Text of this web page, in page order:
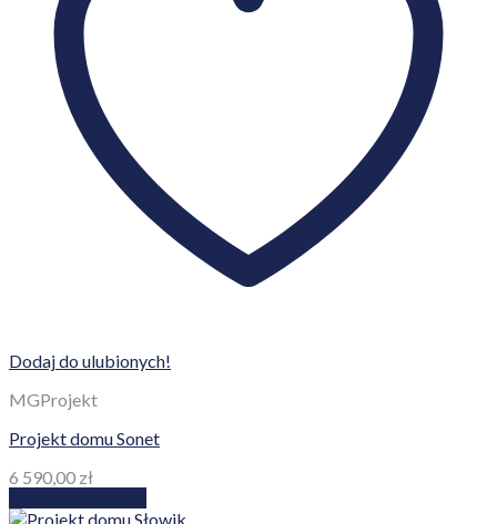
Dodaj do ulubionych!
MGProjekt
Projekt domu Sonet
6 590,00 zł